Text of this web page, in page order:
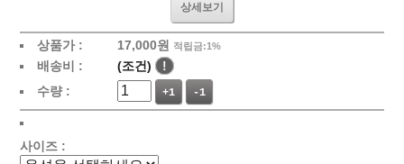
상세보기
상품가 : 17,000원 적립금:1%
배송비 : (조건)
!
수량 :
+1 -1
사이즈 :